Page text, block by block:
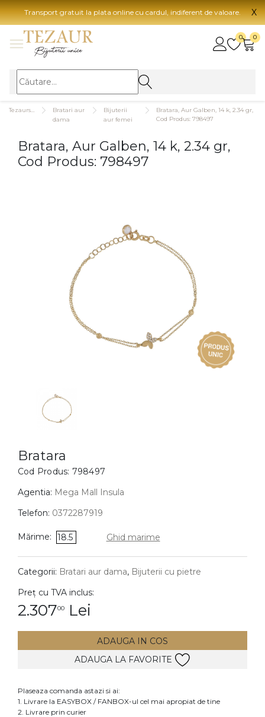
Transport gratuit la plata online cu cardul, indiferent de valoare. X
0 0
BIJUTERII
BIJUTERII FEMEI
Inele
Bratari
BIJUTERII COPII
Cercei
Bratari
Coliere
Lanturi
Pandantive
DIAMANTE Vezi toate
Cercei
Accesorii
Bratari aur
dama
Bijuterii
aur femei
Bratara, Aur Galben, 14 k, 2.34 gr,
Cod Produs: 798497
Bratara, Aur Galben, 14 k, 2.34 gr,
Cod Produs: 798497
Bratara
Cod Produs: 798497
Agentia: Mega Mall Insula
Telefon: 0372287919
Mărime: 18.5 Ghid marime
Categorii: Bratari aur dama, Bijuterii cu pietre
Preț cu TVA inclus:
2.30700 Lei
ADAUGA IN COS
ADAUGA LA FAVORITE
Plaseaza comanda astazi si ai:
1. Livrare la EASYBOX / FANBOX-ul cel mai apropiat de tine
2. Livrare prin curier